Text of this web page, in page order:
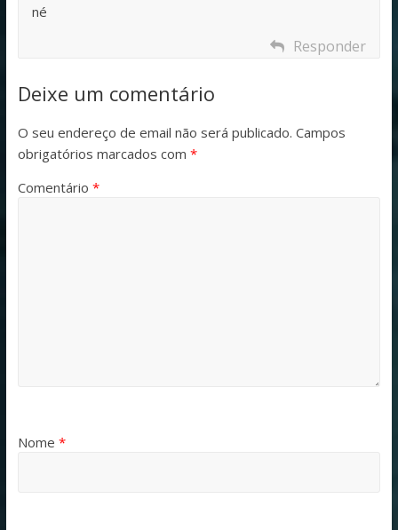
né
Responder
Deixe um comentário
O seu endereço de email não será publicado. Campos
obrigatórios marcados com *
Comentário *
Nome *